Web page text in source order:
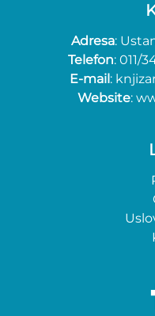
Adresa:
Telefon: 011/
E-mail :
Website: